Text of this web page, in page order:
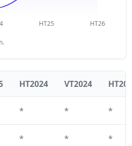
HT25 HT26
HT2024 VT2024 HT2023
* * *
* * *